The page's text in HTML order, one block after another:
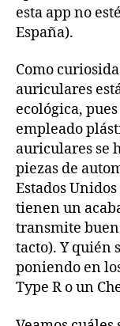
esta app no
España).
Como
auriculares
ecológica,
empleado
auriculares se
piezas de
Estados
tienen un
transmite
tacto). Y quién
poniendo en
Type R o un